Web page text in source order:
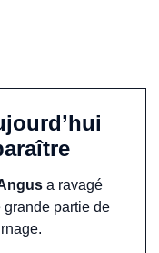
a ravagé
grande partie de